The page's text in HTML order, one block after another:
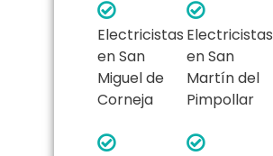
Electricistas
en San
Miguel de
Corneja
Electricistas
en San
Martín del
Pimpollar